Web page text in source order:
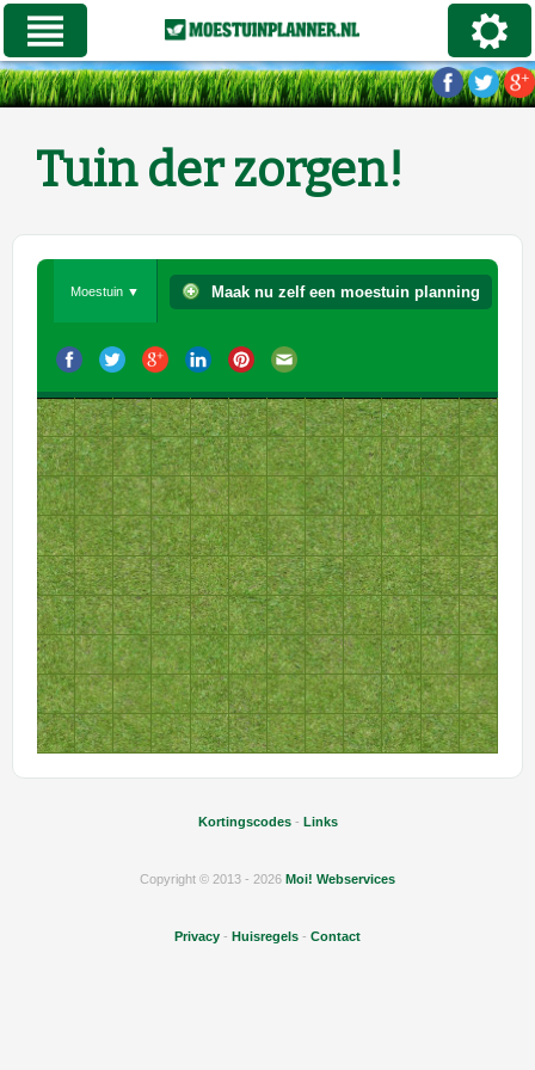
Tuin der zorgen!
Moestuin ▼ Maak nu zelf een moestuin planning
Kortingscodes- Links
Copyright © 2013 - 2026 Moi! Webservices
Privacy - Huisregels - Contact